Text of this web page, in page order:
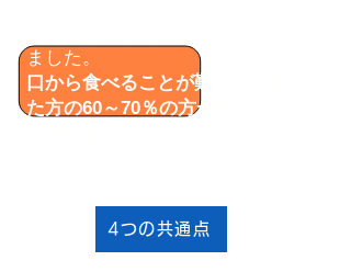
ました。
口から食べることが難しいと言われ
た方の60～70％の方が食べられた4
4つの共通点